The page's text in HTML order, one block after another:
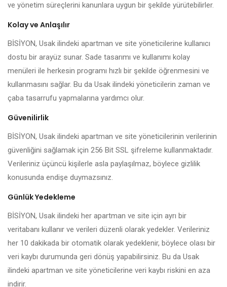
ve yönetim süreçlerini kanunlara uygun bir şekilde yürütebilirler.
Kolay ve Anlaşılır
BİSİYON, Usak ilindeki apartman ve site yöneticilerine kullanıcı
dostu bir arayüz sunar. Sade tasarımı ve kullanımı kolay
menüleri ile herkesin programı hızlı bir şekilde öğrenmesini ve
kullanmasını sağlar. Bu da Usak ilindeki yöneticilerin zaman ve
çaba tasarrufu yapmalarına yardımcı olur.
Güvenilirlik
BİSİYON, Usak ilindeki apartman ve site yöneticilerinin verilerinin
güvenliğini sağlamak için 256 Bit SSL şifreleme kullanmaktadır.
Verileriniz üçüncü kişilerle asla paylaşılmaz, böylece gizlilik
konusunda endişe duymazsınız.
Günlük Yedekleme
BİSİYON, Usak ilindeki her apartman ve site için ayrı bir
veritabanı kullanır ve verileri düzenli olarak yedekler. Verileriniz
her 10 dakikada bir otomatik olarak yedeklenir, böylece olası bir
veri kaybı durumunda geri dönüş yapabilirsiniz. Bu da Usak
ilindeki apartman ve site yöneticilerine veri kaybı riskini en aza
indirir.